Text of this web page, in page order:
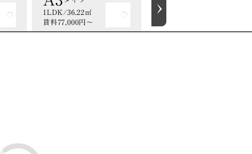
1LDK/36.22㎡
賃料77,000円〜
1LDK/37.46㎡
賃料76,000円〜